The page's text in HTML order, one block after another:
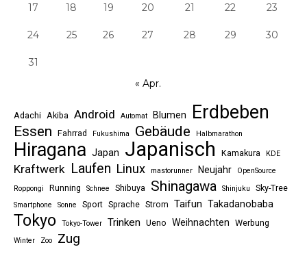
17 18 19 20 21 22 23
24 25 26 27 28 29 30
31
« Apr.
Adachi Akiba Android Automat Blumen Erdbeben
Essen Fahrrad Fukushima Gebäude Halbmarathon
Hiragana Japan Japanisch Kamakura KDE
Kraftwerk Laufen Linux mastorunner Neujahr
OpenSource
Roppongi
Running Schnee Shibuya Shinagawa Shinjuku Sky-Tree
Smartphone Sonne Sport Sprache Strom Taifun Takadanobaba
Tokyo Tokyo-Tower Trinken Ueno Weihnachten Werbung
Winter Zoo Zug